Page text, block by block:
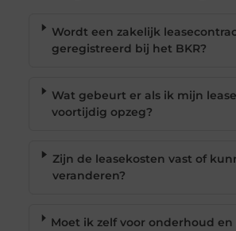
Wordt een zakelijk
geregistreerd bij het BKR?
Wat gebeurt er als ik mijn
voortijdig opzeg?
Zijn de leasekosten vast of
veranderen?
Moet ik zelf voor onderhoud